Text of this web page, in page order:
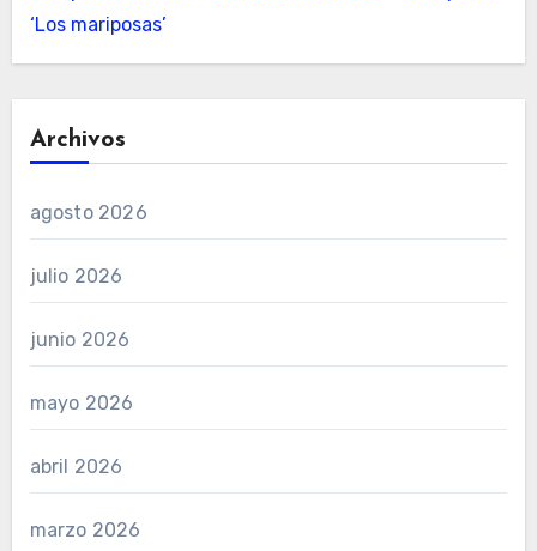
‘Los mariposas’
Archivos
agosto 2026
julio 2026
junio 2026
mayo 2026
abril 2026
marzo 2026